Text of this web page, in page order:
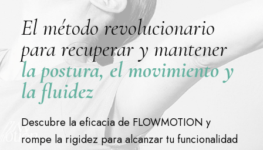
El método revolucionario
para recuperar y mantener
la postura, el movimiento y
la fluidez
Descubre la eficacia de FLOWMOTION y
rompe la rigidez para alcanzar tu funcionalidad